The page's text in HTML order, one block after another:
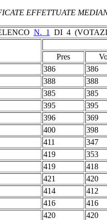
EFFETTUATE
N. 1
DI 4
Pres
386 386
388 388
385 385
395 395
396 369
400 398
411 347
419 353
419 418
421 420
414 412
416 416
420 420